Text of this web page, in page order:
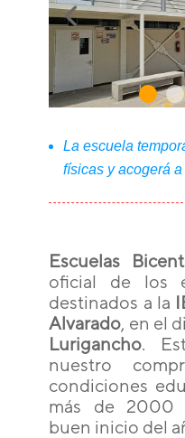
La escuela
físicas y acogerá
Escuelas
oficial de los
destinados a la
Alvarado, en el
Lurigancho.
nuestro
condiciones
más de 2000
buen inicio del